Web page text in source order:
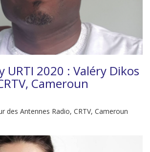
URTI 2020 : Valéry Dikos
Cameroun
des Antennes Radio, CRTV, Cameroun